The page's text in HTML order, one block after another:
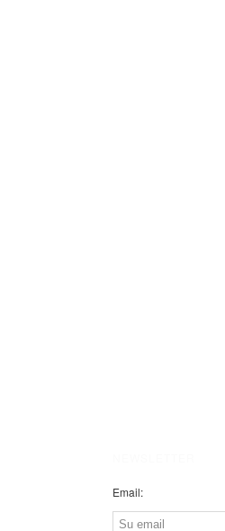
Email: